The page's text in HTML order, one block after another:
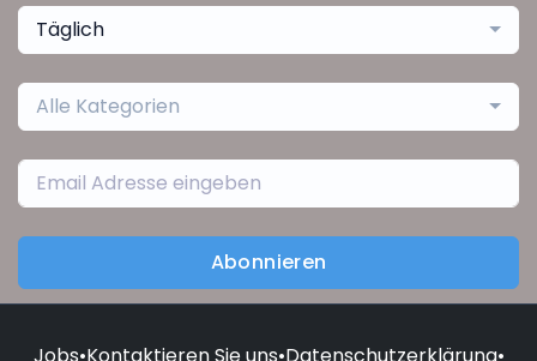
Täglich
Alle Kategorien
Abonnieren
Jobs•Kontaktieren Sie uns•Datenschutzerklärung•